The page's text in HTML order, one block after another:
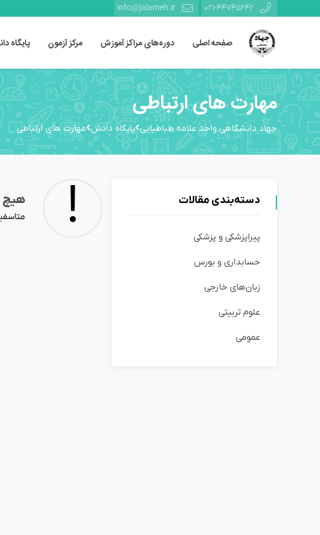
021-44745242
info@jalameh.ir
صفحه اصلی دوره‌های مراکز آموزش مرکز آزمون پایگاه
مهارت های ارتباطی
جهاد دانشگاهی واحد علامه طباطبایی پایگاه دانش مهارت های ارتباطی
! هیچ دسته‌بندی مقالات
پیراپزشکی و پزشکی
حسابداری و بورس
زبان‌های خارجی
علوم تربیتی
عمومی